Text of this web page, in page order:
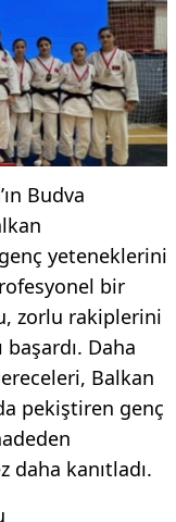
Budva
yeteneklerini
bir
zorlu rakiplerini
Daha
Balkan
pekiştiren genç
kanıtladı.